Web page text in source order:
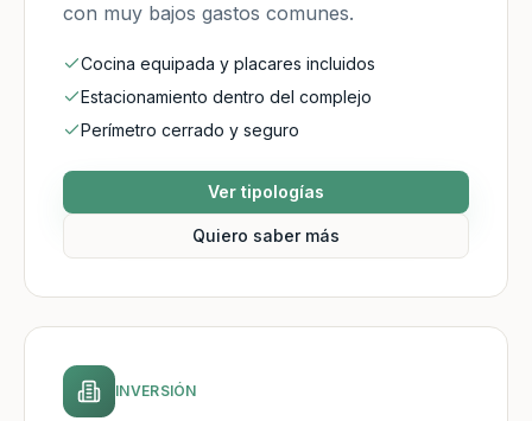
con muy bajos gastos comunes.
Cocina equipada y placares incluidos
Estacionamiento dentro del complejo
Perímetro cerrado y seguro
Ver tipologías
Quiero saber más
INVERSIÓN